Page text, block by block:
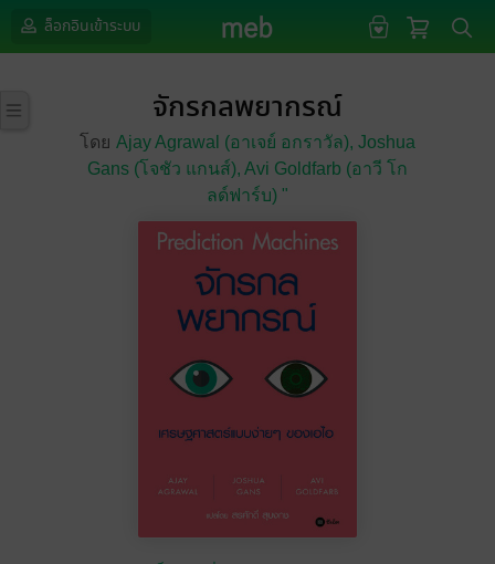
ล็อกอินเข้าระบบ
จักรกลพยากรณ์
โดย Ajay Agrawal (อาเจย์ อกราวัล), Joshua
Gans (โจชัว แกนส์), Avi Goldfarb (อาวี โก
ลด์ฟาร์บ) "